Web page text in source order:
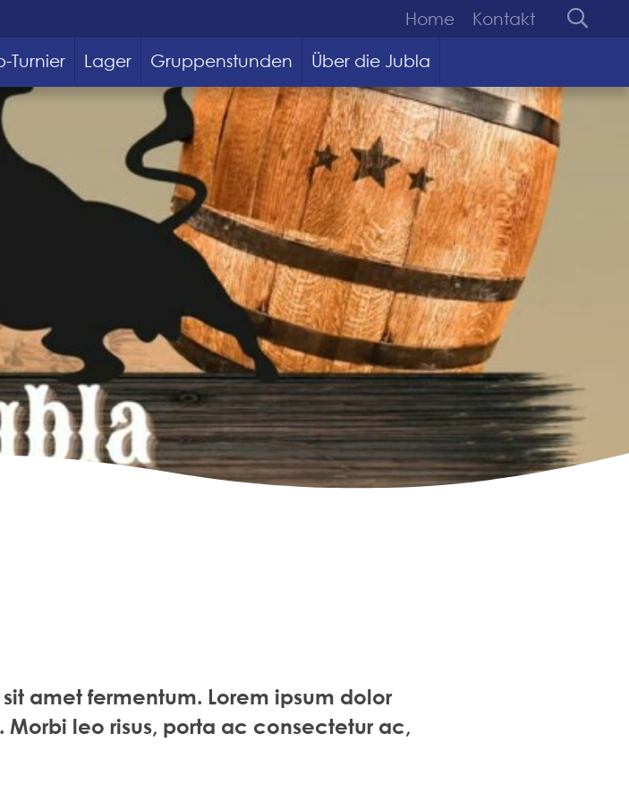
Home Kontakt
Turnier Lager Gruppenstunden Über die Jubla
amet fermentum. Lorem ipsum dolor
leo risus, porta ac consectetur ac,